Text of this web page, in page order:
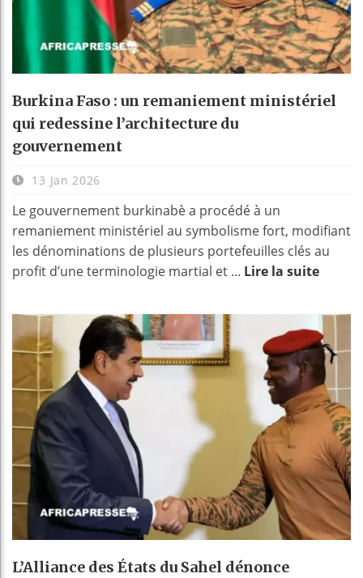
Burkina Faso : un remaniement ministériel
qui redessine l’architecture du
gouvernement
13 Jan 2026
Le gouvernement burkinabè a procédé à un
remaniement ministériel au symbolisme fort, modifiant
les dénominations de plusieurs portefeuilles clés au
profit d’une terminologie martial et ... Lire la suite
L’Alliance des États du Sahel dénonce